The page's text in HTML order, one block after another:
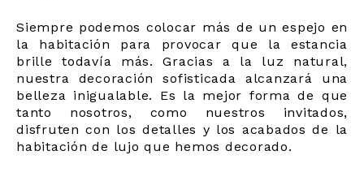
Siempre podemos colocar más de un espejo en
la habitación para provocar que la estancia
brille todavía más. Gracias a la luz natural,
nuestra decoración sofisticada alcanzará una
belleza inigualable. Es la mejor forma de que
tanto nosotros, como nuestros invitados,
disfruten con los detalles y los acabados de la
habitación de lujo que hemos decorado.